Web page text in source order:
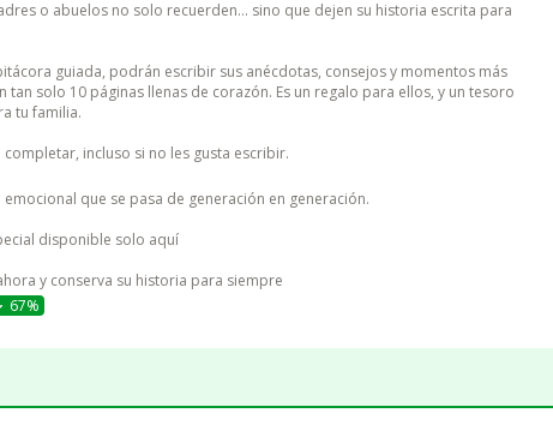
o abuelos no solo recuerden… sino que dejen su historia escrita para
guiada, podrán escribir sus anécdotas, consejos y momentos más
tan solo 10 páginas llenas de corazón. Es un regalo para ellos, y un tesoro
tu familia.
incluso si no les gusta escribir.
emocional que se pasa de generación en generación.
disponible solo aquí
y conserva su historia para siempre
67%